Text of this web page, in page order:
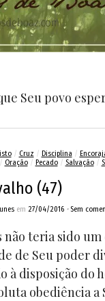
Seu povo
/ Cruz / Disciplina/
Oração/ Pecado/ Salvação/
(47)
em 27/04/2016 • Sem
não teria sido
de Seu poder
à disposição
obediência